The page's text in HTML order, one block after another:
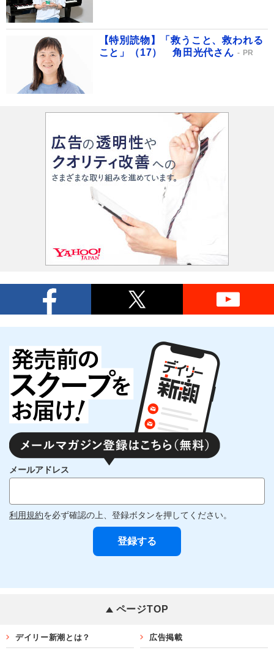
【特別読物】「救うこと、救われる
こと」（17） 角田光代さん
PR
メールアドレス
利用規約を必ず確認の上、登録ボタンを押してください。
ページTOP
デイリー新潮とは？ 広告掲載